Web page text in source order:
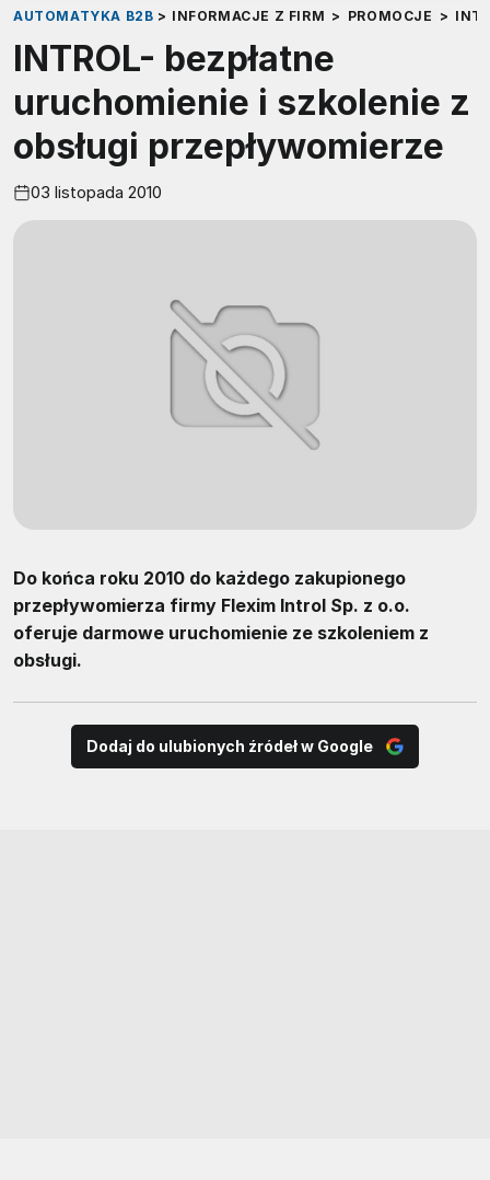
AUTOMATYKA B2B > INFORMACJE Z FIRM > PROMOCJE >
INTROL- bezpłatne
uruchomienie i szkolenie z
obsługi przepływomierze
03 listopada 2010
Do końca roku 2010 do każdego zakupionego
przepływomierza firmy Flexim Introl Sp. z o.o.
oferuje darmowe uruchomienie ze szkoleniem z
obsługi.
Dodaj do ulubionych źródeł w Google